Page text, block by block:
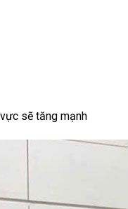
sẽ tăng mạnh